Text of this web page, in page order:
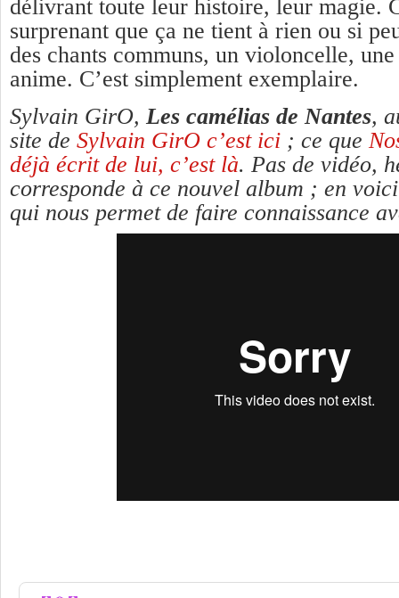
délivrant toute leur histoire, leur magie.
surprenant que ça ne tient à rien ou si
des chants communs, un violoncelle,
anime. C’est simplement exemplaire.
Sylvain GirO, Les camélias de Nantes,
site de Sylvain GirO c’est ici ; ce que
déjà écrit de lui, c’est là. Pas de vidéo,
corresponde à ce nouvel album ; en
qui nous permet de faire connaissance